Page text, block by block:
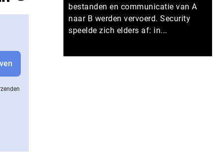
bestanden en communicatie van A
naar B werden vervoerd. Security
speelde zich elders af: in...